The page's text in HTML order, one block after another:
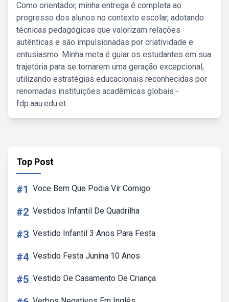
Como orientador, minha entrega é completa ao
progresso dos alunos no contexto escolar, adotando
técnicas pedagógicas que valorizam relações
autênticas e são impulsionadas por criatividade e
entusiasmo. Minha meta é guiar os estudantes em sua
trajetória para se tornarem uma geração excepcional,
utilizando estratégias educacionais reconhecidas por
renomadas instituições acadêmicas globais -
fdp.aau.edu.et.
Top Post
#1 Voce Bem Que Podia Vir Comigo
#2 Vestidos Infantil De Quadrilha
#3 Vestido Infantil 3 Anos Para Festa
#4 Vestido Festa Junina 10 Anos
#5 Vestido De Casamento De Criança